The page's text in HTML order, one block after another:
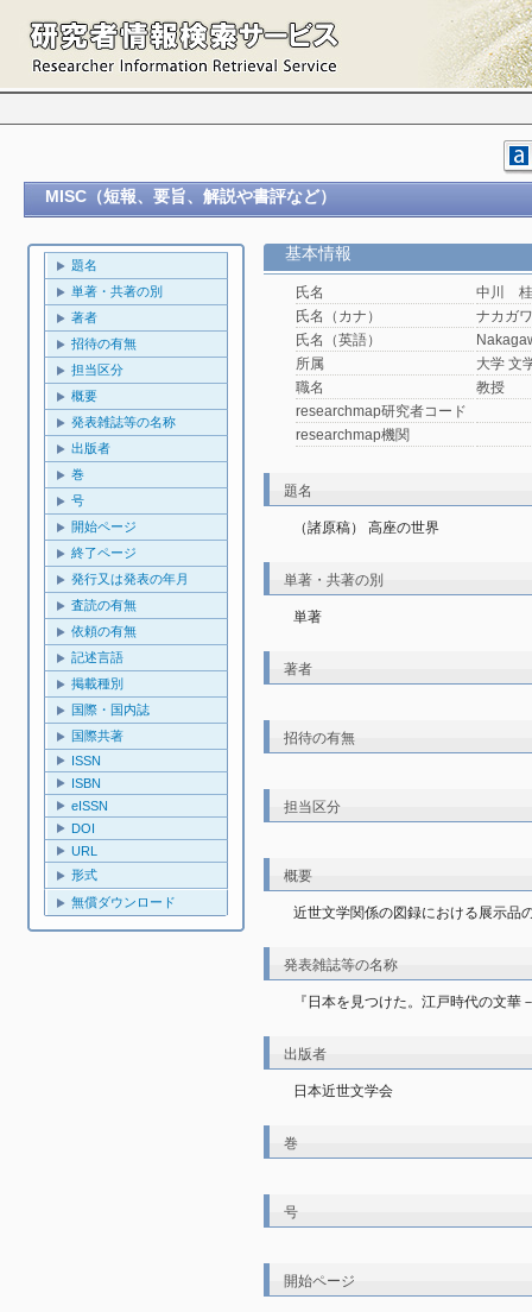
MISC（短報、要旨、解説や書評など）
題名
単著・共著の別
著者
招待の有無
担当区分
概要
発表雑誌等の名称
出版者
巻
号
開始ページ
終了ページ
発行又は発表の年月
査読の有無
依頼の有無
記述言語
掲載種別
国際・国内誌
国際共著
ISSN
ISBN
eISSN
DOI
URL
形式
無償ダウンロード
基本情報
氏名
中川 桂
氏名（カナ）
ナカガ
氏名（英語）
所属
大学 文
職名
教授
researchmap研究者コード
researchmap機関
題名
（諸原稿） 高座の世界
単著・共著の別
単著
著者
招待の有無
担当区分
概要
近世文学関係の図録における展示品
発表雑誌等の名称
『日本を見つけた。江戸時代の文華
出版者
日本近世文学会
巻
号
開始ページ